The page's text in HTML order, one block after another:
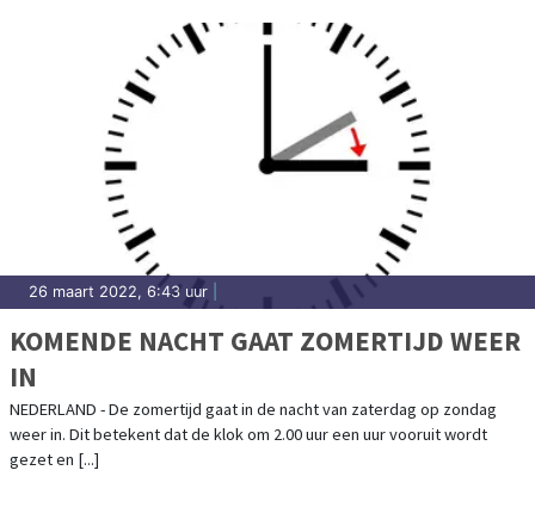
26 maart 2022, 6:43 uur
KOMENDE NACHT GAAT ZOMERTIJD WEER
IN
NEDERLAND - De zomertijd gaat in de nacht van zaterdag op zondag
weer in. Dit betekent dat de klok om 2.00 uur een uur vooruit wordt
gezet en [...]